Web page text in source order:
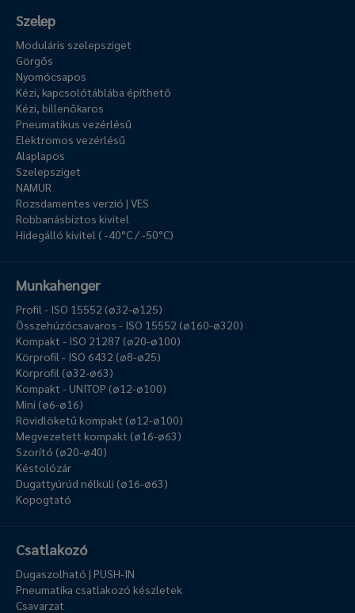
Szelep
Moduláris szelepsziget
Görgős
Nyomócsapos
Kézi, kapcsolótáblába építhető
Kézi, billenőkaros
Pneumatikus vezérlésű
Elektromos vezérlésű
Alaplapos
Szelepsziget
NAMUR
Rozsdamentes verzió | VES
Robbanásbiztos kivitel
Hidegálló kivitel ( -40°C / -50°C)
Munkahenger
Profil - ISO 15552 (ø32-ø125)
Összehúzócsavaros - ISO 15552 (ø160-ø320)
Kompakt - ISO 21287 (ø20-ø100)
Körprofil - ISO 6432 (ø8-ø25)
Körprofil (ø32-ø63)
Kompakt - UNITOP (ø12-ø100)
Mini (ø6-ø16)
Rövidlöketű kompakt (ø12-ø100)
Megvezetett kompakt (ø16-ø63)
Szorító (ø20-ø40)
Késtolózár
Dugattyúrúd nélküli (ø16-ø63)
Kopogtató
Csatlakozó
Dugaszolható | PUSH-IN
Pneumatika csatlakozó készletek
Csavarzat